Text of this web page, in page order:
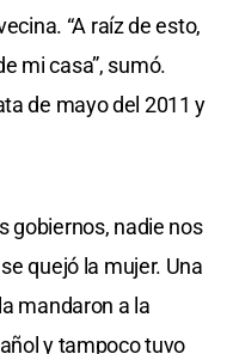
“A raíz de esto,
mi casa”, sumó.
de mayo del 2011 y
gobiernos, nadie nos
quejó la mujer. Una
mandaron a la
y tampoco tuvo